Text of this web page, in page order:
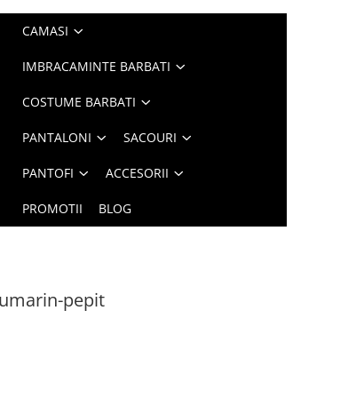
CAMASI
IMBRACAMINTE BARBATI
COSTUME BARBATI
PANTALONI SACOURI
PANTOFI ACCESORII
PROMOTII BLOG
pepit